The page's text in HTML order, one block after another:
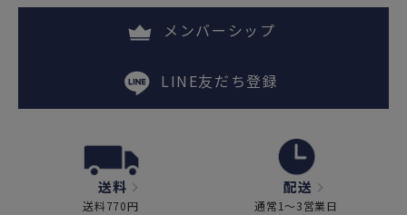
メンバーシップ
LINE友だち登録
送料
送料770円
配送
通常1～3営業日